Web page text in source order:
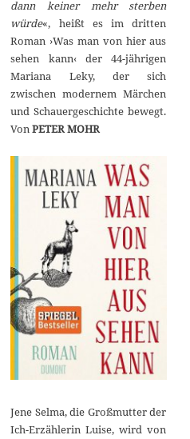
dann keiner mehr sterben
würde«, heißt es im dritten
Roman ›Was man von hier aus
sehen kann‹ der 44-jährigen
Mariana Leky, der sich
zwischen modernem Märchen
und Schauergeschichte bewegt.
VonPETER MOHR
Jene Selma, die Großmutter der
Ich-Erzählerin Luise, wird von